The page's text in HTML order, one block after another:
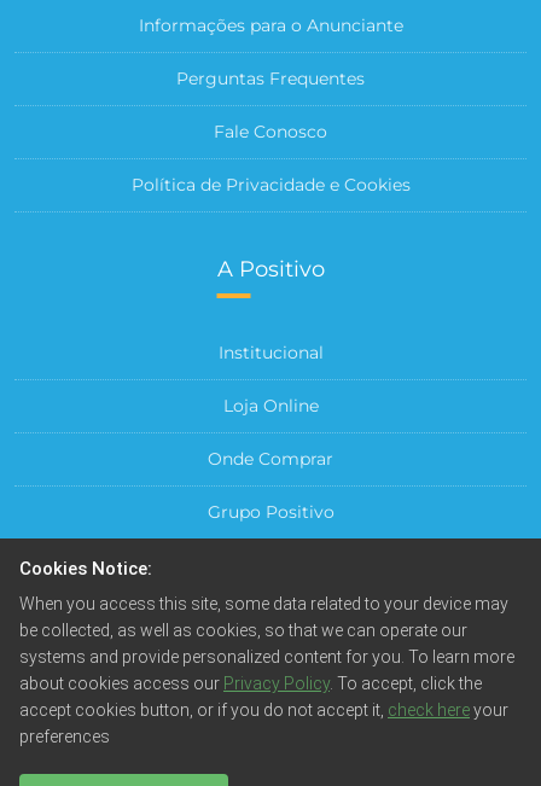
Informações para o Anunciante
Perguntas Frequentes
Fale Conosco
Política de Privacidade e Cookies
A Positivo
Institucional
Loja Online
Onde Comprar
Grupo Positivo
Central do Cliente
Cookies Notice:
When you access this site, some data related to your device may
be collected, as well as cookies, so that we can operate our
systems and provide personalized content for you. To learn more
about cookies access our Privacy Policy. To accept, click the
accept cookies button, or if you do not accept it, check hereyour
preferences